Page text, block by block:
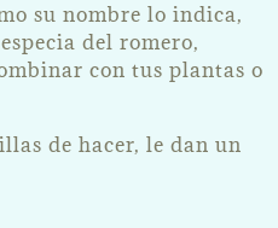
su nombre lo indica,
del romero,
con tus plantas o
de hacer, le dan un